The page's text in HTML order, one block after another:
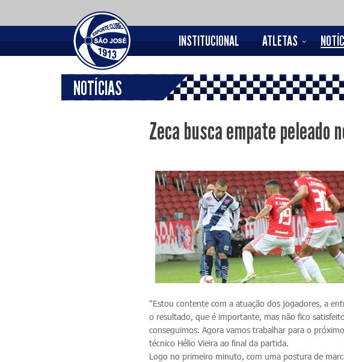
INSTITUCIONAL ATLETAS
NOTÍCIAS
Zeca busca empate peleado
"Estou contente com a atuação dos jogadores, a
o resultado, que é importante, mas não fico
conseguimos. Agora vamos trabalhar para o
técnico Hélio Vieira ao final da partida.
Logo no primeiro minuto, com uma postura de